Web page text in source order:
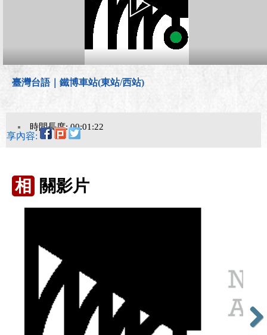
臺灣台語｜鐵博車站(東站/西站)
時間長度: 00:01:22
享內容:
相 關影片